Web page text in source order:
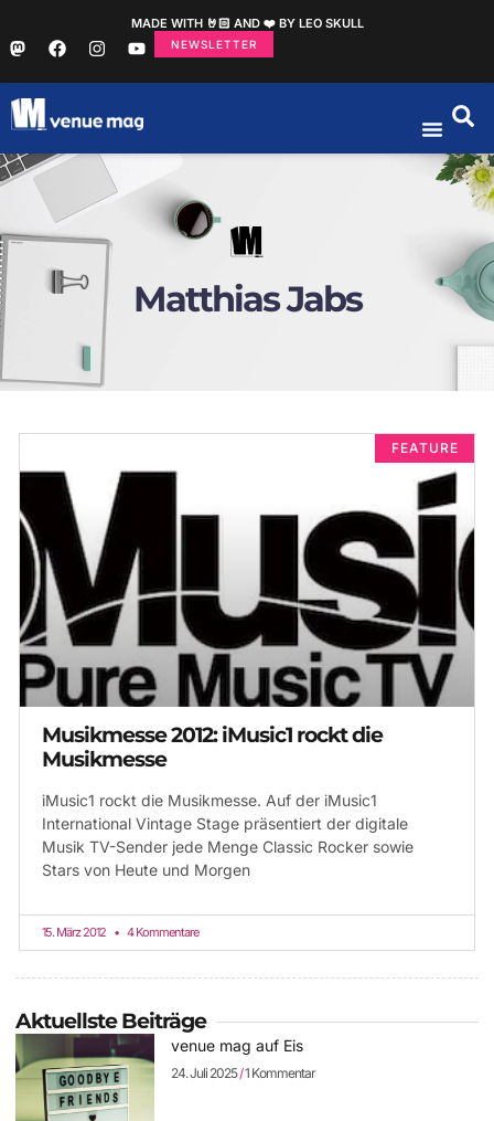
MADE WITH 🤘🏻 AND ❤️ BY LEO SKULL
NEWSLETTER
Matthias Jabs
FEATURE
Musikmesse 2012: iMusic1 rockt die
Musikmesse
iMusic1 rockt die Musikmesse. Auf der iMusic1
International Vintage Stage präsentiert der digitale
Musik TV-Sender jede Menge Classic Rocker sowie
Stars von Heute und Morgen
15. März 2012 4 Kommentare
Aktuellste Beiträge
venue mag auf Eis
24. Juli 2025 1 Kommentar